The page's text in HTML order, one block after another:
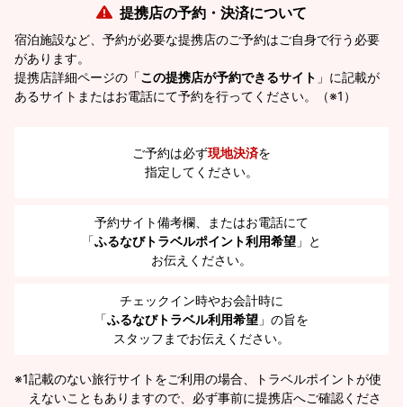
提携店の予約・決済について
宿泊施設など、予約が必要な提携店のご予約はご自身で行う必要
があります。
提携店詳細ページの「この提携店が予約できるサイト 」に記載が
あるサイトまたはお電話にて予約を行ってください。（※1）
ご予約は必ず現地決済を
指定してください。
予約サイト備考欄、またはお電話にて
「ふるなびトラベルポイント利用希望 」と
お伝えください。
チェックイン時やお会計時に
「ふるなびトラベル利用希望 」の旨を
スタッフまでお伝えください。
※1記載のない旅行サイトをご利用の場合、トラベルポイントが使
えないこともありますので、必ず事前に提携店へご確認くださ